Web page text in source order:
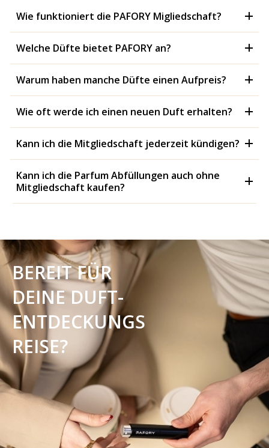
Wie funktioniert die PAFORY Migliedschaft?
Welche Düfte bietet PAFORY an?
Warum haben manche Düfte einen Aufpreis?
Wie oft werde ich einen neuen Duft erhalten?
Kann ich die Mitgliedschaft jederzeit kündigen?
Kann ich die Parfum Abfüllungen auch ohne
Mitgliedschaft kaufen?
BEREIT FÜR
DEINE DUFT-
ENTDECKUNGS
REISE?